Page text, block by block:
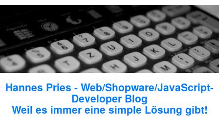
Hannes Pries - Web/Shopware/JavaScript-
Developer Blog
Weil es immer eine simple Lösung gibt!